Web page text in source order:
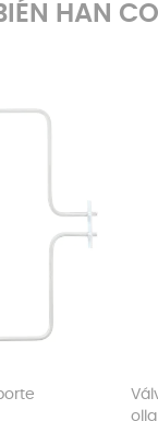
HAN
olla